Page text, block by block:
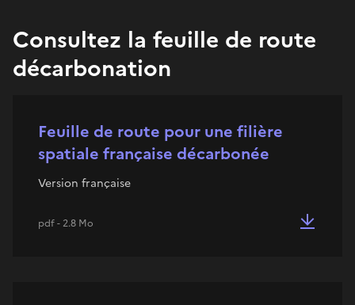
Consultez la feuille de route
décarbonation
Feuille de route pour une filière
spatiale française décarbonée
Version française
pdf - 2.8 Mo